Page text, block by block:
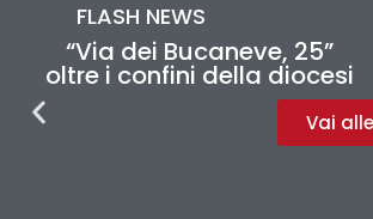
FLASH NEWS
“Via dei Bucaneve, 25”
oltre i confini della diocesi
Vai